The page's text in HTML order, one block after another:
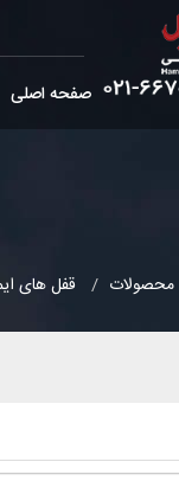
صفحه اصلی
محصولات قفل های